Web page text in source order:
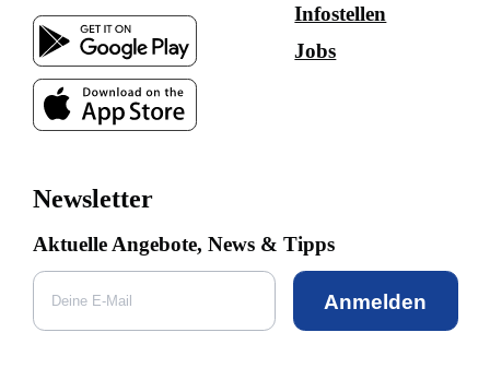
Infostellen
Jobs
Newsletter
Aktuelle Angebote, News & Tipps
Anmelden